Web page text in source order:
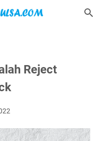
Reject